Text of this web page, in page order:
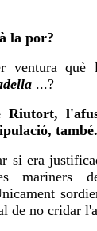
la por?
ventura
...?
Riutort,
també.
si era
mariners
de no cridar